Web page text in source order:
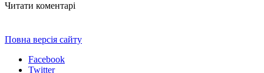
Читати коментарі
Повна версія сайту
Facebook
Twitter